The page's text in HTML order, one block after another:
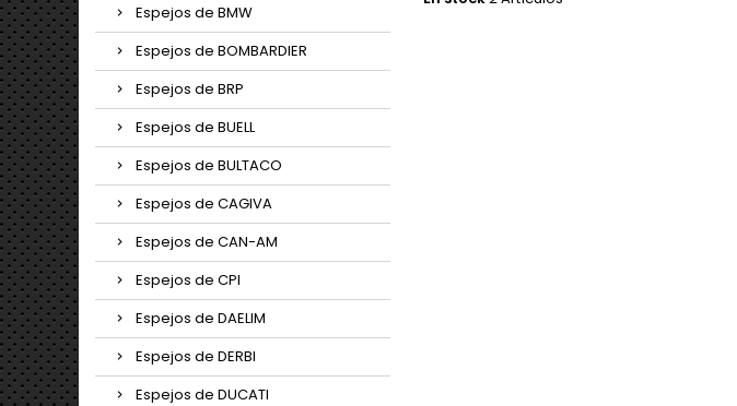
Espejos de BMW
Espejos de BOMBARDIER
Espejos de BRP
Espejos de BUELL
Espejos de BULTACO
Espejos de CAGIVA
Espejos de CAN-AM
Espejos de CPI
Espejos de DAELIM
Espejos de DERBI
Espejos de DUCATI